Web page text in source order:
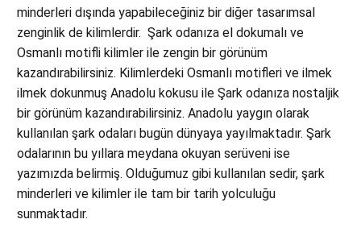
minderleri dışında yapabileceğiniz bir diğer tasarımsal
zenginlik de kilimlerdir. Şark odanıza el dokumalı ve
Osmanlı motifli kilimler ile zengin bir görünüm
kazandırabilirsiniz. Kilimlerdeki Osmanlı motifleri ve ilmek
ilmek dokunmuş Anadolu kokusu ile Şark odanıza nostaljik
bir görünüm kazandırabilirsiniz. Anadolu yaygın olarak
kullanılan şark odaları bugün dünyaya yayılmaktadır. Şark
odalarının bu yıllara meydana okuyan serüveni ise
yazımızda belirmiş. Olduğumuz gibi kullanılan sedir, şark
minderleri ve kilimler ile tam bir tarih yolculuğu
sunmaktadır.